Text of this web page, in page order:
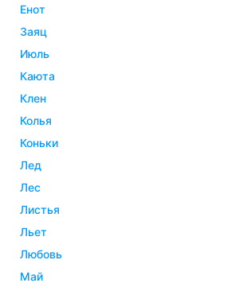
енот
заяц
июль
каюта
клен
колья
коньки
лед
лес
листья
льет
любовь
май